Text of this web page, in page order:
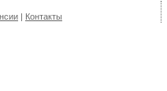
| Контакты